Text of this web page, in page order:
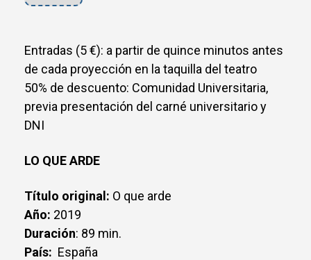
Entradas (5 €): a partir de quince minutos antes
de cada proyección en la taquilla del teatro
50% de descuento: Comunidad Universitaria,
previa presentación del carné universitario y
DNI
LO QUE ARDE
Título original: O que arde
Año: 2019
Duración: 89 min.
País: España